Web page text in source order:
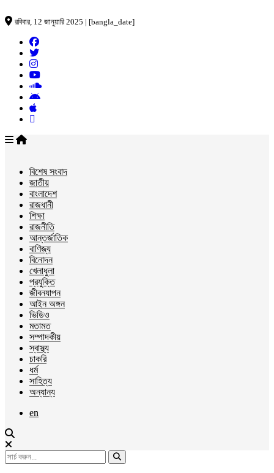
রবিবার, 12 জানুয়ারি 2025 | [bangla_date]
বিশেষ সংবাদ
জাতীয়
বাংলাদেশ
রাজধানী
শিক্ষা
রাজনীতি
আন্তর্জাতিক
বাণিজ্য
বিনোদন
খেলাধুলা
প্রযুক্তি
জীবনযাপন
আইন অঙ্গন
ভিডিও
মতামত
সম্পাদকীয়
স্বাস্থ্য
চাকরি
ধর্ম
সাহিত্য
অন্যান্য
en